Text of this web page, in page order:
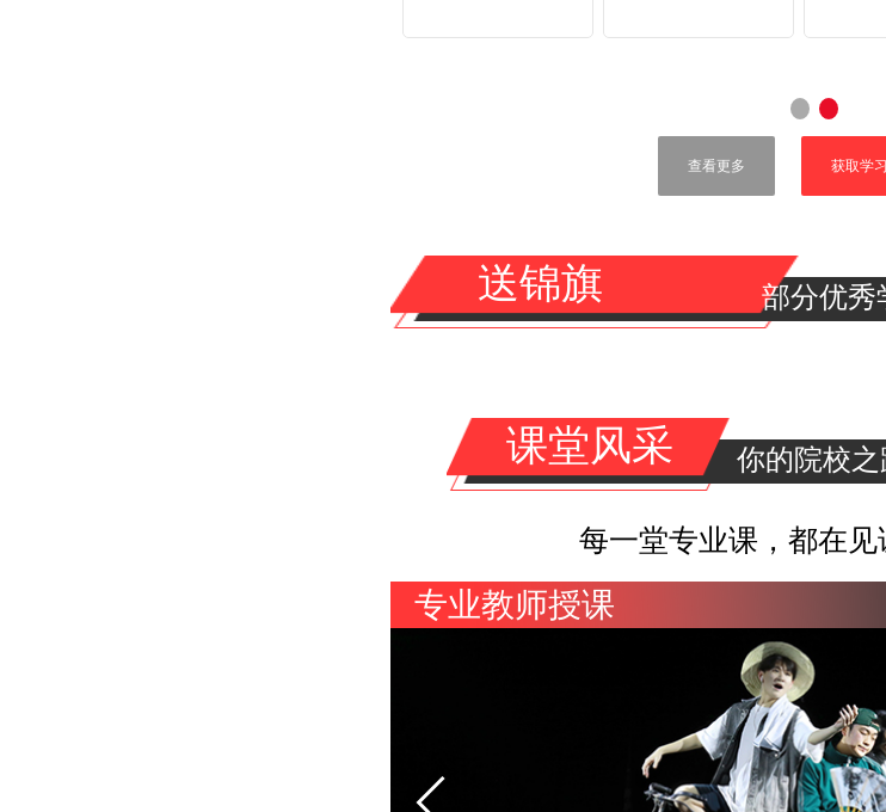
查看更多 获取学
送锦旗 部分优秀
课堂风采 你的院校
每一堂专业课，都在见
专业教师授课